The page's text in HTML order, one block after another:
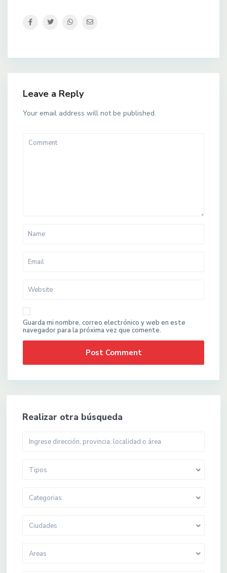
Leave a Reply
Your email address will not be published.
Guarda mi nombre, correo electrónico y web en este
navegador para la próxima vez que comente.
Realizar otra búsqueda
Tipos
Categorias
Ciudades
Areas